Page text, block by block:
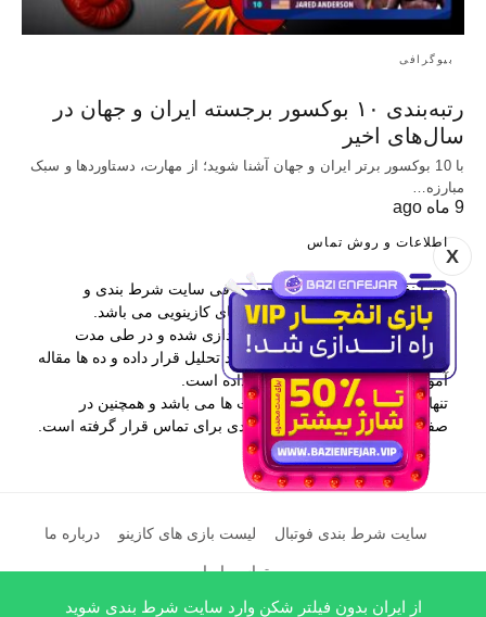
X
بیوگرافی
رتبه‌بندی ۱۰ بوکسور برجسته ایران و جهان در
سال‌های اخیر
با 10 بوکسور برتر ایران و جهان آشنا شوید؛ از مهارت، دستاوردها و سبک
مبارزه…
9 ماه ago
اطلاعات و روش تماس
بت اینفو یکی از برترین مراجع معرفی سایت شرط بندی و
همچنین آموزش پیش بینی و بازی های کازینویی می باشد.
این وب سایت در سال 1397 راه اندازی شده و در طی مدت
فعالیتش بیش از 400 سایت را مورد تحلیل قرار داده و ده ها مقاله
آموزشی در اختیار کاربران قرار داده است.
تنها راه ارتباطی با بت اینفو کامنت ها می باشد و همچنین در
صفحه درباره ما نیز اطلاعات مفیدی برای تماس قرار گرفته است.
سایت شرط بندی فوتبال لیست بازی های کازینو درباره ما
تماس با ما
از ایران بدون فیلتر شکن وارد سایت شرط بندی شوید